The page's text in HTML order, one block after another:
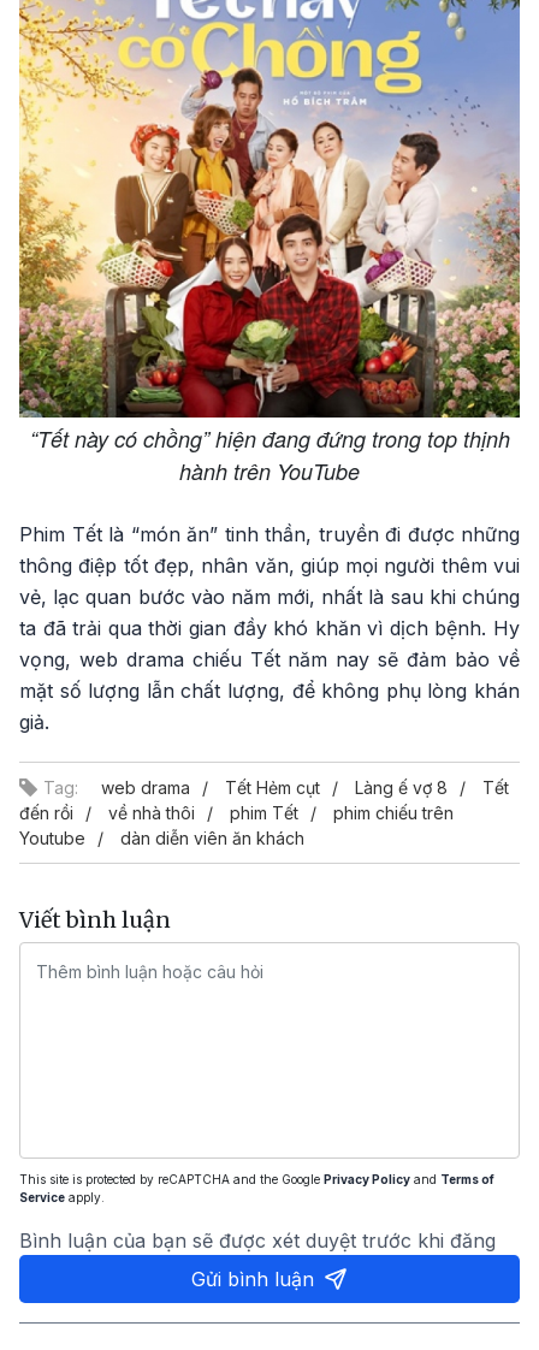
“Tết này có chồng” hiện đang đứng trong top thịnh
hành trên YouTube
Phim Tết là “món ăn” tinh thần, truyền đi được những
thông điệp tốt đẹp, nhân văn, giúp mọi người thêm vui
vẻ, lạc quan bước vào năm mới, nhất là sau khi chúng
ta đã trải qua thời gian đầy khó khăn vì dịch bệnh. Hy
vọng, web drama chiếu Tết năm nay sẽ đảm bảo về
mặt số lượng lẫn chất lượng, để không phụ lòng khán
giả.
Tag: web drama Tết Hẻm cụt Làng ế vợ 8
Tết
đến rồi
về nhà thôi phim Tết
phim chiếu trên
Youtube
dàn diễn viên ăn khách
Viết bình luận
This site is protected by reCAPTCHA and the Google Privacy Policy and Terms of
Service apply.
Bình luận của bạn sẽ được xét duyệt trước khi đăng
Gửi bình luận